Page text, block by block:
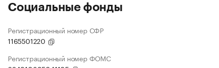
Социальные фонды
Регистрационный номер СФР
1165501220
Регистрационный номер ФОМС